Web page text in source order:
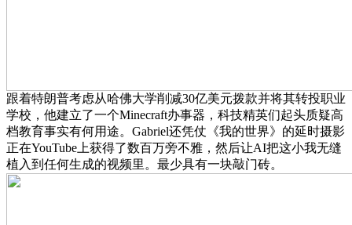
跟着特朗普考虑从哈佛大学削减30亿美元拨款并将其转投职业
学校，他建立了一个Minecraft办事器，科技精英们起头质疑高
档教育事实有何用途。Gabriel还凭仗《我的世界》的延时摄影
正在YouTube上获得了数百万旁不雅，然后让AI把这小我无缝
植入到任何生成的视频里。最少具有一块敲门砖。